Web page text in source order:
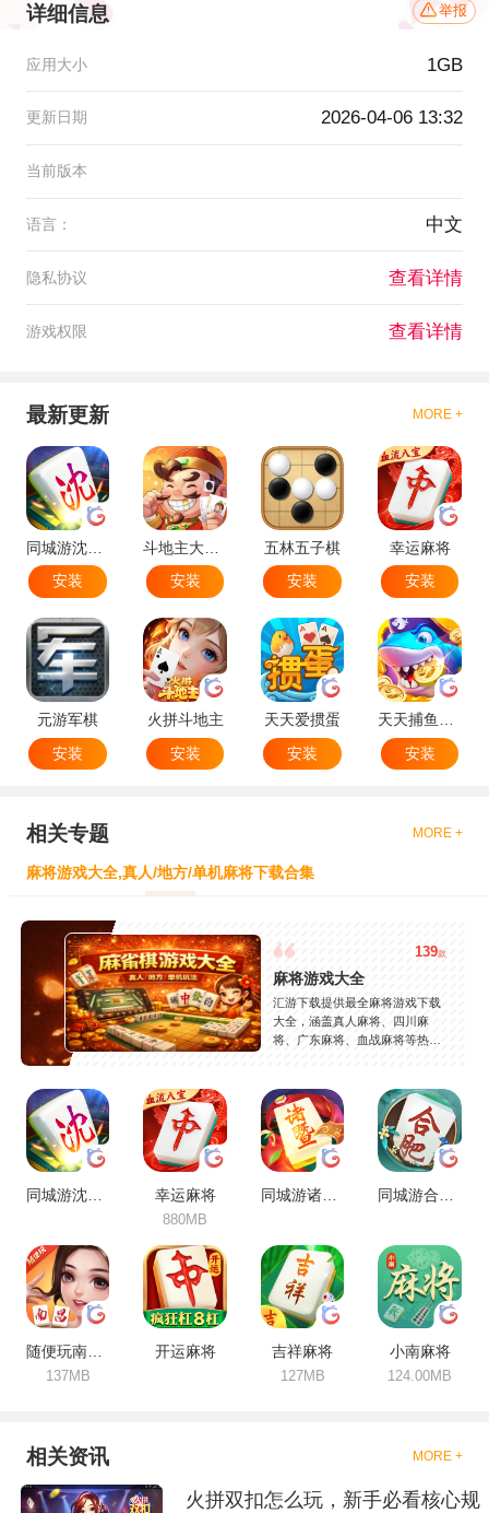
详细信息 举报
应用大小 1GB
更新日期 2026-04-06 13:32
当前版本
语言： 中文
隐私协议 查看详情
游戏权限 查看详情
最新更新 MORE +
同城游沈阳麻将
安装
安装
五林五子棋
安装
幸运麻将
安装
元游军棋
安装
火拼斗地主
安装
天天爱掼蛋
安装
安装
相关专题 MORE +
麻将游戏大全,真人/地方/单机麻将下载合集
139款
麻将游戏大全
汇游下载提供最全麻将游戏下载
大全，涵盖真人麻将、四川麻
将、广东麻将、血战麻将等热门
富，安全稳定，持续更新。
同城游沈阳麻将 幸运麻将
880MB
同城游诸暨包麻将
随便玩南昌麻将
137MB
开运麻将 吉祥麻将
127MB
小南麻将
124.00MB
相关资讯 MORE +
火拼双扣怎么玩，新手必看核心规